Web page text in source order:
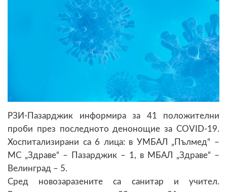
РЗИ-Пазарджик информира за 41 положителни
проби през последното денонощие за COVID-19.
Хоспитализирани са 6 лица: в УМБАЛ „Пълмед“ –
МС „Здраве“ – Пазарджик – 1, в МБАЛ „Здраве“ –
Велинград – 5.
Сред новозаразените са санитар и учител.